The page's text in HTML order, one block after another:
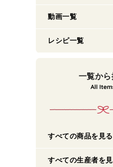
動画一覧
レシピ一覧
一覧から
すべての商品を見る
すべての生産者を